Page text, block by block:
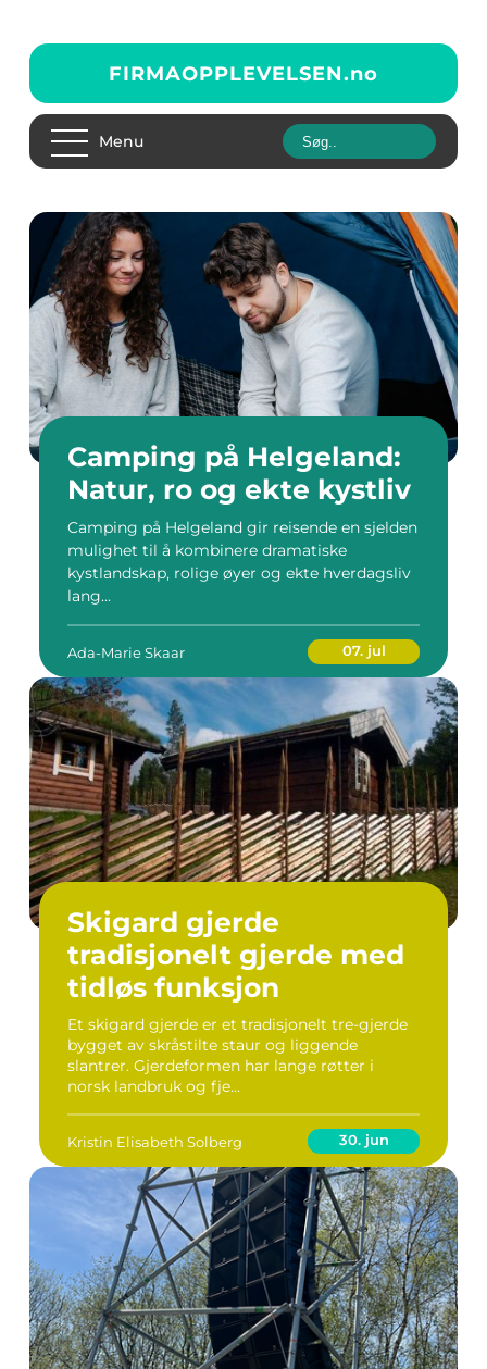
FIRMAOPPLEVELSEN.no
Menu
Camping på Helgeland:
Natur, ro og ekte kystliv
Camping på Helgeland gir reisende en sjelden
mulighet til å kombinere dramatiske
kystlandskap, rolige øyer og ekte hverdagsliv
lang...
Ada-Marie Skaar 07. jul
Skigard gjerde
tradisjonelt gjerde med
tidløs funksjon
Et skigard gjerde er et tradisjonelt tre-gjerde
bygget av skråstilte staur og liggende
slantrer. Gjerdeformen har lange røtter i
norsk landbruk og fje...
Kristin Elisabeth Solberg 30. jun